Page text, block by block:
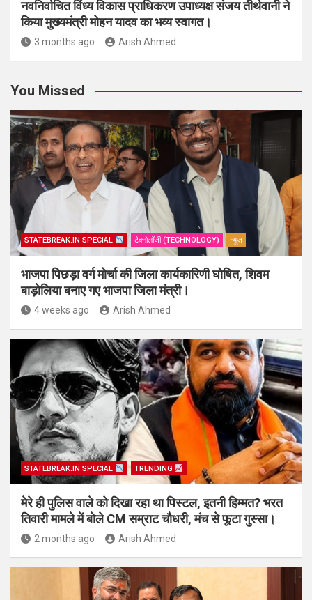
नवनिर्वाचित विंध्य विकास प्राधिकरण उपाध्यक्ष संजय तीर्थवानी ने
किया मुख्यमंत्री मोहन यादव का भव्य स्वागत।
3 months ago Arish Ahmed
You Missed
STATEBREAK.IN SPECIAL टेक्नोलॉजी (TECHNOLOGY) न्यूज़
भाजपा पिछड़ा वर्ग मोर्चा की जिला कार्यकारिणी घोषित, शिवम
बाड़ोलिया बनाए गए भाजपा जिला मंत्री।
4 weeks ago Arish Ahmed
STATEBREAK.IN SPECIAL TRENDING
मेरे ही पुलिस वाले को दिखा रहा था पिस्टल, इतनी हिम्मत? भरत
तिवारी मामले में बोले CM सम्राट चौधरी, मंच से फूटा गुस्सा।
2 months ago Arish Ahmed